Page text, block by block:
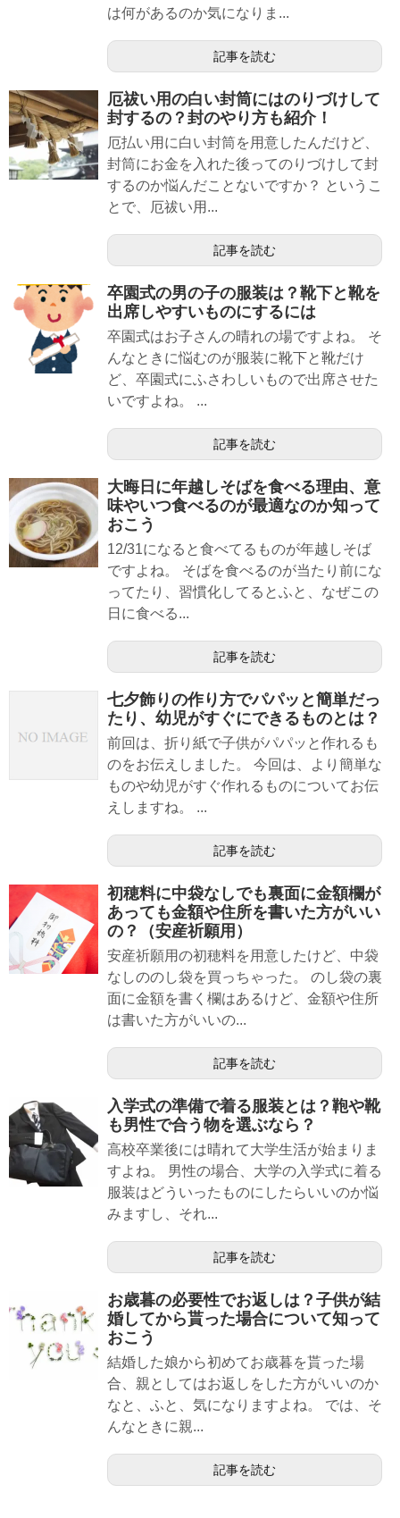
は何があるのか気になりま...
記事を読む
厄祓い用の白い封筒にはのりづけして
封するの？封のやり方も紹介！
厄払い用に白い封筒を用意したんだけど、
封筒にお金を入れた後ってのりづけして封
するのか悩んだことないですか？ というこ
とで、厄祓い用...
記事を読む
卒園式の男の子の服装は？靴下と靴を
出席しやすいものにするには
卒園式はお子さんの晴れの場ですよね。 そ
んなときに悩むのが服装に靴下と靴だけ
ど、卒園式にふさわしいもので出席させた
いですよね。 ...
記事を読む
大晦日に年越しそばを食べる理由、意
味やいつ食べるのが最適なのか知って
おこう
12/31になると食べてるものが年越しそば
ですよね。 そばを食べるのが当たり前にな
ってたり、習慣化してるとふと、なぜこの
日に食べる...
記事を読む
七夕飾りの作り方でパパッと簡単だっ
たり、幼児がすぐにできるものとは？
前回は、折り紙で子供がパパッと作れるも
のをお伝えしました。 今回は、より簡単な
ものや幼児がすぐ作れるものについてお伝
えしますね。 ...
記事を読む
初穂料に中袋なしでも裏面に金額欄が
あっても金額や住所を書いた方がいい
の？（安産祈願用）
安産祈願用の初穂料を用意したけど、中袋
なしののし袋を買っちゃった。 のし袋の裏
面に金額を書く欄はあるけど、金額や住所
は書いた方がいいの...
記事を読む
入学式の準備で着る服装とは？鞄や靴
も男性で合う物を選ぶなら？
高校卒業後には晴れて大学生活が始まりま
すよね。 男性の場合、大学の入学式に着る
服装はどういったものにしたらいいのか悩
みますし、それ...
記事を読む
お歳暮の必要性でお返しは？子供が結
婚してから貰った場合について知って
おこう
結婚した娘から初めてお歳暮を貰った場
合、親としてはお返しをした方がいいのか
なと、ふと、気になりますよね。 では、そ
んなときに親...
記事を読む